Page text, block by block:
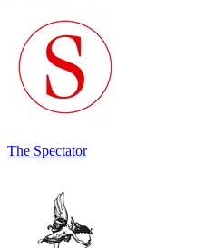
The Spectator